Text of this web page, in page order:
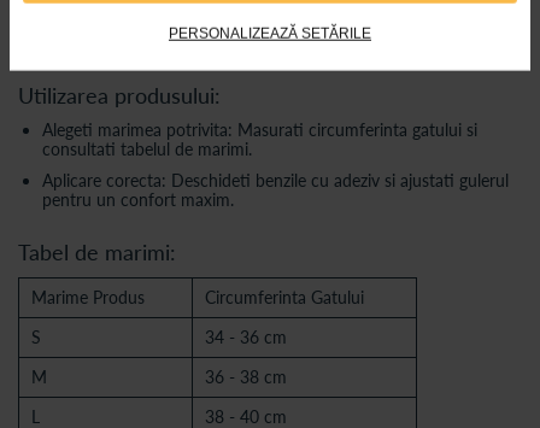
PERSONALIZEAZĂ SETĂRILE
Spalati gulerul la o temperatura maxima de 40°C.
Utilizarea produsului:
Alegeti marimea potrivita: Masurati circumferinta gatului si
consultati tabelul de marimi.
Aplicare corecta: Deschideti benzile cu adeziv si ajustati gulerul
pentru un confort maxim.
Tabel de marimi:
Marime Produs
Circumferinta Gatului
S
34 - 36 cm
M
36 - 38 cm
L
38 - 40 cm